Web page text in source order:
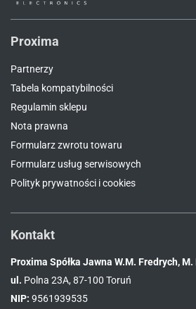
Proxima
Partnerzy
Tabela kompatybilności
Regulamin sklepu
Nota prawna
Formularz zwrotu towaru
Formularz usług serwisowych
Polityk prywatności i cookies
Kontakt
Proxima Spółka Jawna W.M. Fredrych,
ul. Polna 23A, 87-100 Toruń
NIP: 9561939535